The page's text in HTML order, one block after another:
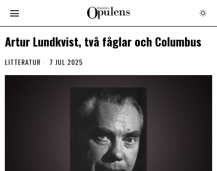
Artur Lundkvist, två fåglar och Columbus
LITTERATUR 7 JUL 2025